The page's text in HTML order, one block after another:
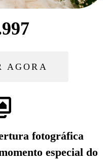
AGORA
fotográfica
especial do